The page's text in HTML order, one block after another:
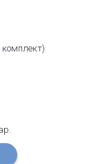
комплект)